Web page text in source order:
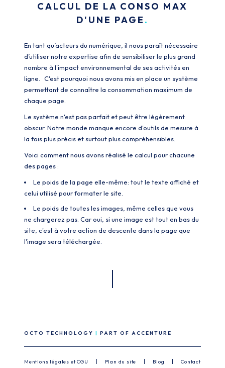
CALCUL DE LA CONSO MAX
D'UNE PAGE
En tant qu’acteurs du numérique, il nous paraît nécessaire
d’utiliser notre expertise afin de sensibiliser le plus grand
nombre à l'impact environnemental de ses activités en
ligne. C'est pourquoi nous avons mis en place un système
permettant de connaître la consommation maximum de
chaque page.
Le système n'est pas parfait et peut être légèrement
obscur. Notre monde manque encore d'outils de mesure à
la fois plus précis et surtout plus compréhensibles.
Voici comment nous avons réalisé le calcul pour chacune
des pages :
Le poids de la page elle-même: tout le texte affiché et
celui utilisé pour formater le site.
Le poids de toutes les images, même celles que vous
ne chargerez pas. Car oui, si une image est tout en bas du
site, c'est à votre action de descente dans la page que
l'image sera téléchargée.
OCTO TECHNOLOGY PART OF ACCENTURE
Mentions légales et CGU Plan du site Blog Contact